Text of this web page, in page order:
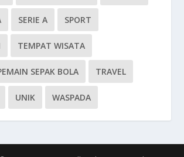
SERIE A SPORT
TEMPAT WISATA
SEPAK BOLA TRAVEL
UNIK WASPADA